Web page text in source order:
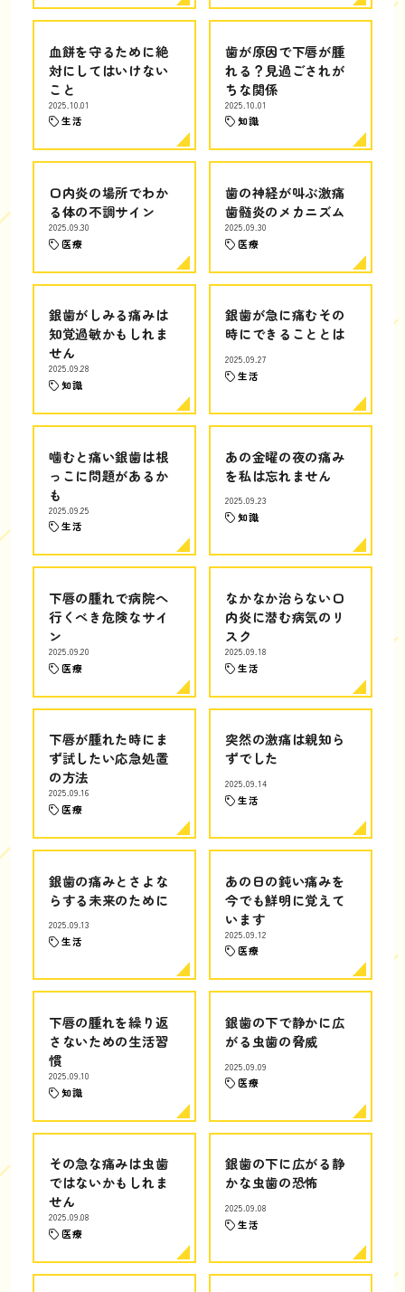
血餅を守るために絶
対にしてはいけない
こと
2025.10.01
生活
歯が原因で下唇が腫
れる？見過ごされが
ちな関係
2025.10.01
知識
口内炎の場所でわか
る体の不調サイン
2025.09.30
医療
歯の神経が叫ぶ激痛
歯髄炎のメカニズム
2025.09.30
医療
銀歯がしみる痛みは
知覚過敏かもしれま
せん
2025.09.28
知識
銀歯が急に痛むその
時にできることとは
2025.09.27
生活
噛むと痛い銀歯は根
っこに問題があるか
も
2025.09.25
生活
あの金曜の夜の痛み
を私は忘れません
2025.09.23
知識
下唇の腫れで病院へ
行くべき危険なサイ
ン
2025.09.20
医療
なかなか治らない口
内炎に潜む病気のリ
スク
2025.09.18
生活
下唇が腫れた時にま
ず試したい応急処置
の方法
2025.09.16
医療
突然の激痛は親知ら
ずでした
2025.09.14
生活
銀歯の痛みとさよな
らする未来のために
2025.09.13
生活
あの日の鈍い痛みを
今でも鮮明に覚えて
います
2025.09.12
医療
下唇の腫れを繰り返
さないための生活習
慣
2025.09.10
知識
銀歯の下で静かに広
がる虫歯の脅威
2025.09.09
医療
その急な痛みは虫歯
ではないかもしれま
せん
2025.09.08
医療
銀歯の下に広がる静
かな虫歯の恐怖
2025.09.08
生活